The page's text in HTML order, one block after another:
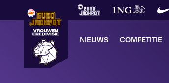
NIEUWS COMPETITIE